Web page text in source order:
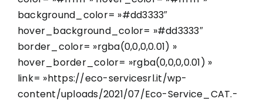
background_color= »#dd3333″
hover_background_color= »#dd3333″
border_color= »rgba(0,0,0,0.01) »
hover_border_color= »rgba(0,0,0,0.01) »
link= »https://eco-servicesrl.it/wp-
content/uploads/2021/07/Eco-Service_CAT.-